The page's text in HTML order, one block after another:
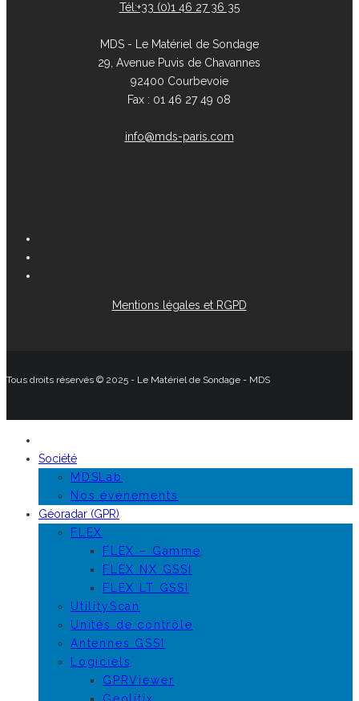
Tél:+33 (0)1 46 27 36 35
MDS - Le Matériel de Sondage
29, Avenue Puvis de Chavannes
92400 Courbevoie
Fax : 01 46 27 49 08
info@mds-paris.com
Mentions légales et RGPD
Tous droits réservés © 2025 - Le Matériel de Sondage - MDS
Société
MDSLab
Nos événements
Géoradar (GPR)
FLEX
FLEX – Gamme
FLEX NX GSSI
FLEX LT GSSI
UtilityScan
Unités de contrôle
Antennes GSSI
Logiciels
GPRViewer